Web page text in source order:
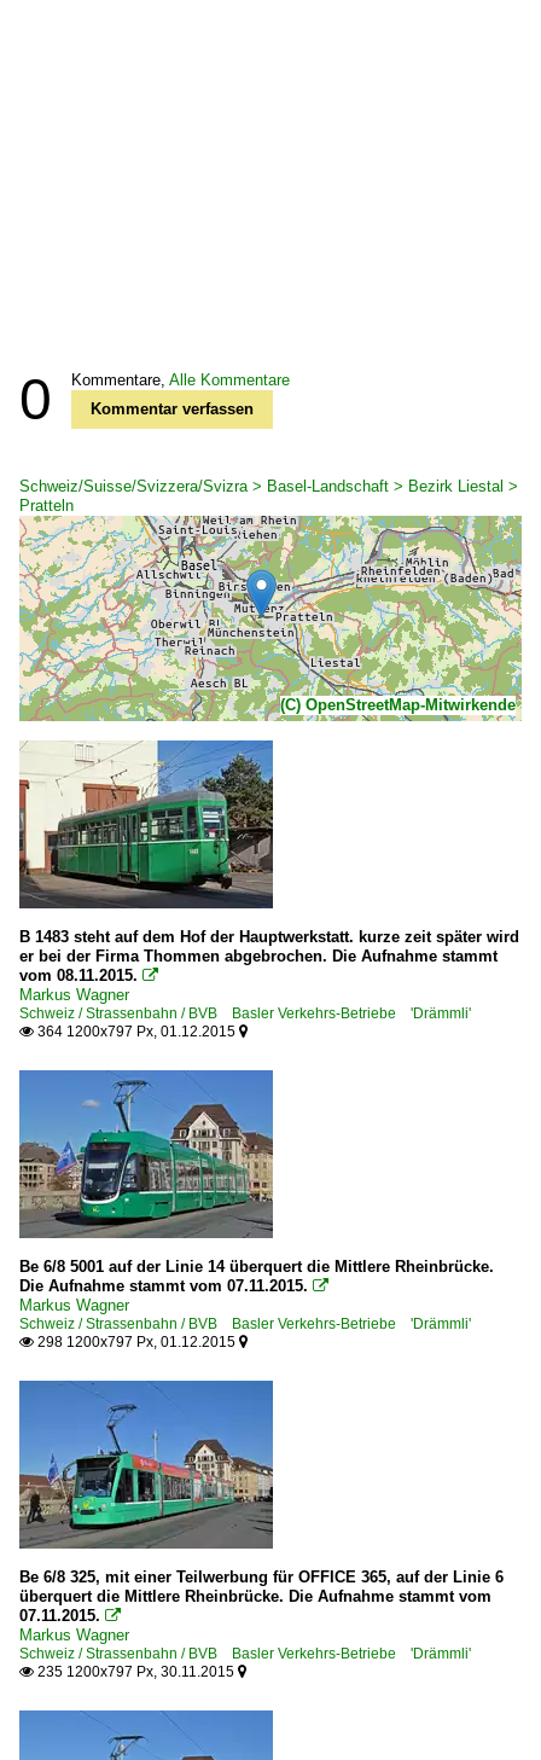
0 Kommentare, Alle Kommentare
Kommentar verfassen
Schweiz/Suisse/Svizzera/Svizra > Basel-Landschaft > Bezirk Liestal >
Pratteln
(C) OpenStreetMap-Mitwirkende
B 1483 steht auf dem Hof der Hauptwerkstatt. kurze zeit später wird
er bei der Firma Thommen abgebrochen. Die Aufnahme stammt
vom 08.11.2015. 
Markus Wagner
Schweiz / Strassenbahn / BVB Basler Verkehrs-Betriebe 'Drämmli'
 364 1200x797 Px, 01.12.2015 
Be 6/8 5001 auf der Linie 14 überquert die Mittlere Rheinbrücke.
Die Aufnahme stammt vom 07.11.2015. 
Markus Wagner
Schweiz / Strassenbahn / BVB Basler Verkehrs-Betriebe 'Drämmli'
 298 1200x797 Px, 01.12.2015 
Be 6/8 325, mit einer Teilwerbung für OFFICE 365, auf der Linie 6
überquert die Mittlere Rheinbrücke. Die Aufnahme stammt vom
07.11.2015. 
Markus Wagner
Schweiz / Strassenbahn / BVB Basler Verkehrs-Betriebe 'Drämmli'
 235 1200x797 Px, 30.11.2015 